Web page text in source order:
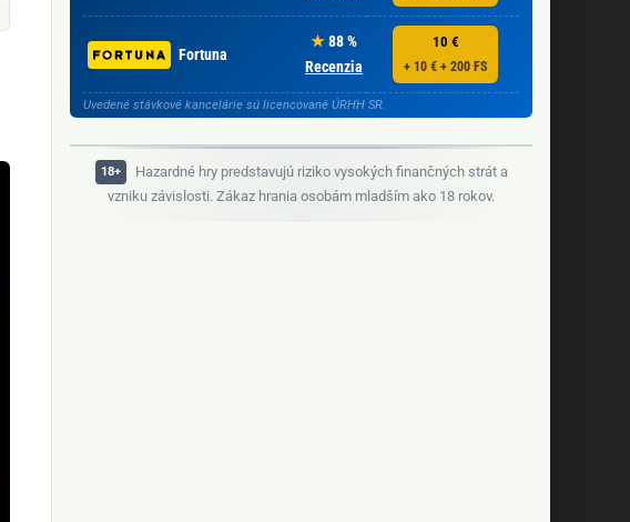
Fortuna
88 %
Recenzia
10 €
+ 10 € + 200 FS
Uvedené stávkové kancelárie sú licencované ÚRHH SR.
Hazardné hry predstavujú riziko vysokých finančných strát a
vzniku závislosti. Zákaz hrania osobám mladším ako 18 rokov.